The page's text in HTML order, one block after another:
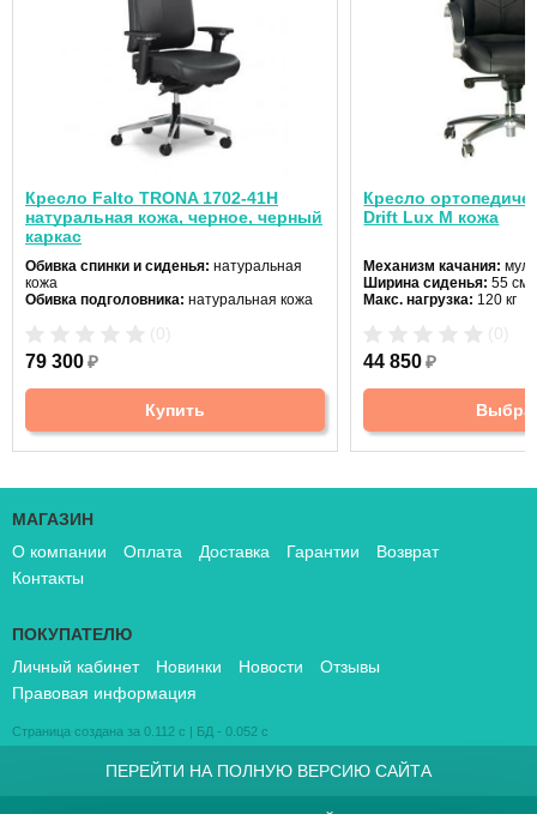
Кресло Falto TRONA 1702-41H
натуральная кожа, черное, черный
каркас
Обивка спинки и сиденья: натуральная
кожа
Обивка подголовника: натуральная кожа
79 300₽
Купить
Кресло
Drift Lux M кожа
Механизм качания:
Ширина сиденья: 55 см
Макс. нагрузка: 120 кг
Регулировка высоты:
Крестовина:
44 850 ₽
МАГАЗИН
О компании
Оплата Доставка Гарантии
Возврат
Контакты
ПОКУПАТЕЛЮ
Личный кабинет
Новинки Новости
Отзывы
Правовая информация
Страница создана за 0.112 с | БД - 0.052 с
ПЕРЕЙТИ НА ПОЛНУЮ ВЕРСИЮ САЙТА